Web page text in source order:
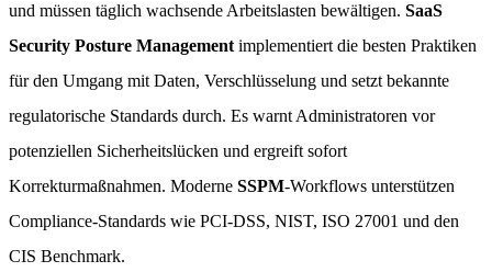
und müssen täglich wachsende Arbeitslasten bewältigen. SaaS
Security Posture Management implementiert die besten Praktiken
für den Umgang mit Daten, Verschlüsselung und setzt bekannte
regulatorische Standards durch. Es warnt Administratoren vor
potenziellen Sicherheitslücken und ergreift sofort
Korrekturmaßnahmen. Moderne SSPM-Workflows unterstützen
Compliance-Standards wie PCI-DSS, NIST, ISO 27001 und den
CIS Benchmark.